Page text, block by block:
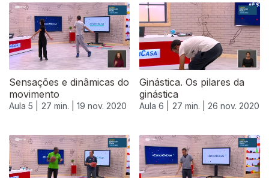
Sensações e dinâmicas do
movimento
Aula 5 | 27 min. | 19 nov. 2020
Ginástica. Os pilares da
ginástica
Aula 6 | 27 min. | 26 nov. 2020